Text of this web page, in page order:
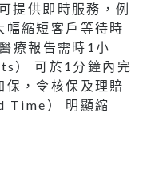
提供即時服務，例
幅縮短客戶等待時
療報告需時1小
） 可於1分鐘內完
保，令核保及理賠
Time） 明顯縮